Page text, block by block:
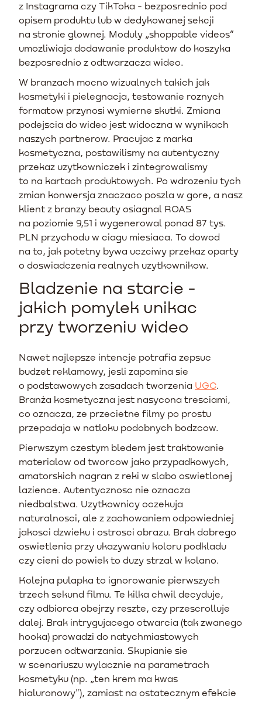
z Instagrama czy TikToka - bezposrednio pod
opisem produktu lub w dedykowanej sekcji
na stronie glownej. Moduly „shoppable videos”
umozliwiaja dodawanie produktow do koszyka
bezposrednio z odtwarzacza wideo.
W branzach mocno wizualnych takich jak
kosmetyki i pielegnacja, testowanie roznych
formatow przynosi wymierne skutki. Zmiana
podejscia do wideo jest widoczna w wynikach
naszych partnerow. Pracujac z marka
kosmetyczna, postawilismy na autentyczny
przekaz uzytkowniczek i zintegrowalismy
to na kartach produktowych. Po wdrozeniu tych
zmian konwersja znaczaco poszla w gore, a nasz
klient z branzy beauty osiagnal ROAS
na poziomie 9,51 i wygenerowal ponad 87 tys.
PLN przychodu w ciagu miesiaca. To dowod
na to, jak potetny bywa uczciwy przekaz oparty
o doswiadczenia realnych uzytkownikow.
Bladzenie na starcie -
jakich pomylek unikac
przy tworzeniu wideo
Nawet najlepsze intencje potrafia zepsuc
budzet reklamowy, jesli zapomina sie
o podstawowych zasadach tworzenia UGC
Branża kosmetyczna jest nasycona tresciami,
co oznacza, ze przecietne filmy po prostu
przepadaja w natloku podobnych bodzcow.
Pierwszym czestym bledem jest traktowanie
materialow od tworcow jako przypadkowych,
amatorskich nagran z reki w slabo oswietlonej
lazience. Autentycznosc nie oznacza
niedbalstwa. Uzytkownicy oczekuja
naturalnosci, ale z zachowaniem odpowiedniej
jakosci dzwieku i ostrosci obrazu. Brak dobrego
oswietlenia przy ukazywaniu koloru podkladu
czy cieni do powiek to duzy strzal w kolano.
Kolejna pulapka to ignorowanie pierwszych
trzech sekund filmu. Te kilka chwil decyduje,
czy odbiorca obejrzy reszte, czy przescrolluje
dalej. Brak intrygujacego otwarcia (tak zwanego
hooka) prowadzi do natychmiastowych
porzucen odtwarzania. Skupianie sie
w scenariuszu wylacznie na parametrach
kosmetyku (np. „ten krem ma kwas
hialuronowy"), zamiast na ostatecznym efekcie